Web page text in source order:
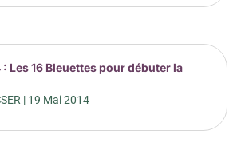
: Les 16 Bleuettes pour débuter la
| 19 Mai 2014